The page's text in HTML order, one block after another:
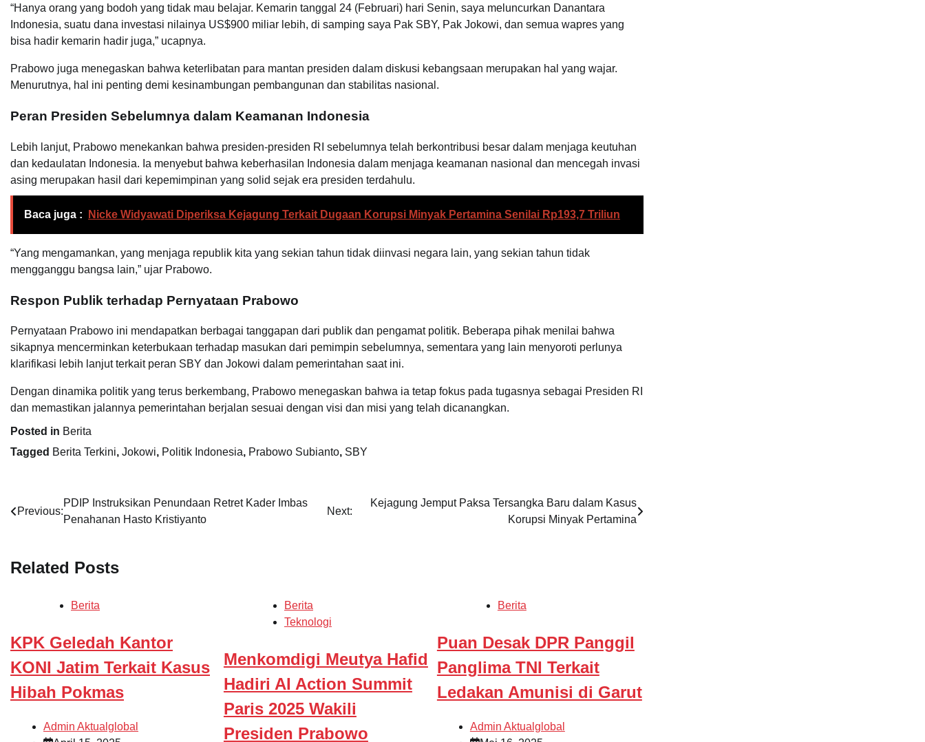
“Hanya orang yang bodoh yang tidak mau belajar. Kemarin tanggal 24 (Februari) hari Senin, saya meluncurkan Danantara
Indonesia, suatu dana investasi nilainya US$900 miliar lebih, di samping saya Pak SBY, Pak Jokowi, dan semua wapres yang
bisa hadir kemarin hadir juga,” ucapnya.
Prabowo juga menegaskan bahwa keterlibatan para mantan presiden dalam diskusi kebangsaan merupakan hal yang wajar.
Menurutnya, hal ini penting demi kesinambungan pembangunan dan stabilitas nasional.
Peran Presiden Sebelumnya dalam Keamanan Indonesia
Lebih lanjut, Prabowo menekankan bahwa presiden-presiden RI sebelumnya telah berkontribusi besar dalam menjaga keutuhan
dan kedaulatan Indonesia. Ia menyebut bahwa keberhasilan Indonesia dalam menjaga keamanan nasional dan mencegah invasi
asing merupakan hasil dari kepemimpinan yang solid sejak era presiden terdahulu.
Baca juga : Nicke Widyawati Diperiksa Kejagung Terkait Dugaan Korupsi Minyak Pertamina Senilai Rp193,7 Triliun
“Yang mengamankan, yang menjaga republik kita yang sekian tahun tidak diinvasi negara lain, yang sekian tahun tidak
mengganggu bangsa lain,” ujar Prabowo.
Respon Publik terhadap Pernyataan Prabowo
Pernyataan Prabowo ini mendapatkan berbagai tanggapan dari publik dan pengamat politik. Beberapa pihak menilai bahwa
sikapnya mencerminkan keterbukaan terhadap masukan dari pemimpin sebelumnya, sementara yang lain menyoroti perlunya
klarifikasi lebih lanjut terkait peran SBY dan Jokowi dalam pemerintahan saat ini.
Dengan dinamika politik yang terus berkembang, Prabowo menegaskan bahwa ia tetap fokus pada tugasnya sebagai Presiden RI
dan memastikan jalannya pemerintahan berjalan sesuai dengan visi dan misi yang telah dicanangkan.
Posted in Berita
Tagged Berita Terkini, Jokowi, Politik Indonesia, Prabowo Subianto, SBY
Navigasi
Previous:
PDIP Instruksikan Penundaan Retret Kader Imbas
Penahanan Hasto Kristiyanto
Next:
Kejagung Jemput Paksa Tersangka Baru dalam Kasus
Korupsi Minyak Pertamina
Related Posts
Berita
KPK Geledah Kantor
KONI Jatim Terkait Kasus
Hibah Pokmas
Admin Aktualglobal
Berita
Teknologi
Menkomdigi Meutya Hafid
Hadiri AI Action Summit
Paris 2025 Wakili
Presiden Prabowo
Berita
Puan Desak DPR Panggil
Panglima TNI Terkait
Ledakan Amunisi di Garut
Admin Aktualglobal